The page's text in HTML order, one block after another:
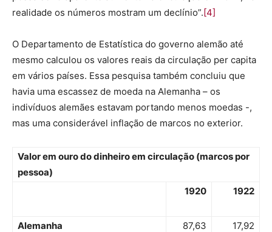
realidade os números mostram um declínio”.[4]
O Departamento de Estatística do governo alemão até
mesmo calculou os valores reais da circulação per capita
em vários países. Essa pesquisa também concluiu que
havia uma escassez de moeda na Alemanha – os
indivíduos alemães estavam portando menos moedas -,
mas uma considerável inflação de marcos no exterior.
Valor em ouro do dinheiro em circulação (marcos por
pessoa)
1920
1922
Alemanha 87,63 17,92